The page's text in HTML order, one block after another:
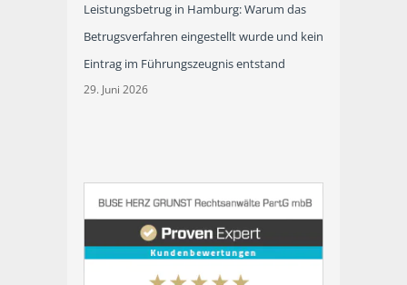
Leistungsbetrug in Hamburg: Warum das
Betrugsverfahren eingestellt wurde und kein
Eintrag im Führungszeugnis entstand
29. Juni 2026